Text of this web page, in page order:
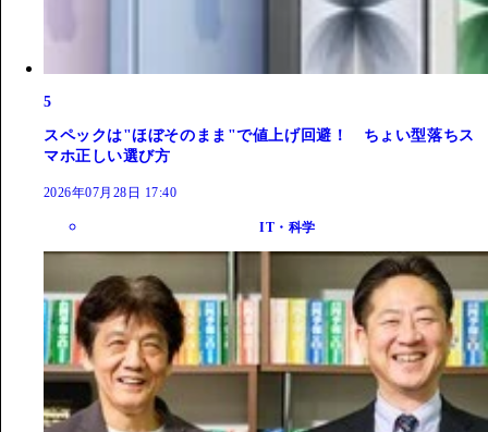
5
スペックは"ほぼそのまま"で値上げ回避！ ちょい型落ちス
マホ正しい選び方
2026年07月28日 17:40
IT・科学